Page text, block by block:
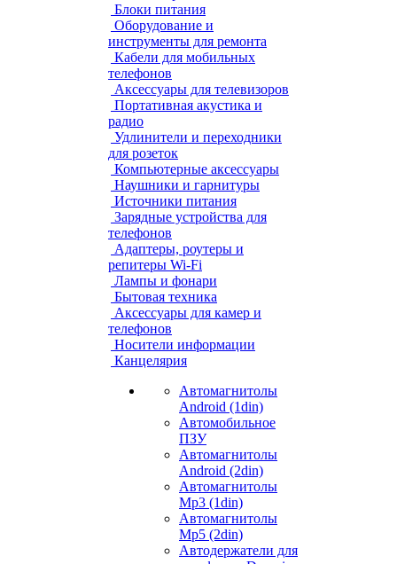
Блоки питания
Оборудование и
инструменты для ремонта
Кабели для мобильных
телефонов
Аксессуары для телевизоров
Портативная акустика и
радио
Удлинители и переходники
для розеток
Компьютерные аксессуары
Наушники и гарнитуры
Источники питания
Зарядные устройства для
телефонов
Адаптеры, роутеры и
репитеры Wi-Fi
Лампы и фонари
Бытовая техника
Аксессуары для камер и
телефонов
Носители информации
Канцелярия
Автомагнитолы
Android (1din)
Автомобильное
ПЗУ
Автомагнитолы
Android (2din)
Автомагнитолы
Mp3 (1din)
Автомагнитолы
Mp5 (2din)
Автодержатели для